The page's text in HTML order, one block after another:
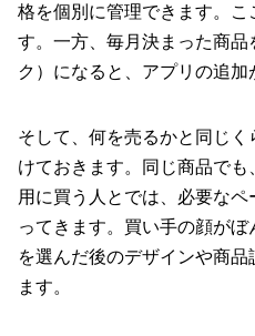
格を個別に管理できます。
す。一方、毎月決まった商
ク）になると、アプリの追加
そして、何を売るかと同じ
けておきます。同じ商品で
用に買う人とでは、必要な
ってきます。買い手の顔が
を選んだ後のデザインや商
ます。